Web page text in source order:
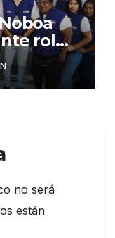
rol
del
no será
están